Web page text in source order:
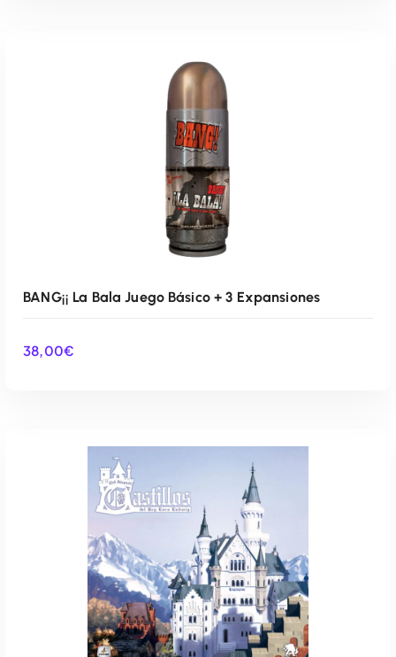
AÑADIR AL CARRITO
AÑADIR AL CARRITO
BANG¡¡ La Bala Juego Básico + 3 Expansiones
38,00€